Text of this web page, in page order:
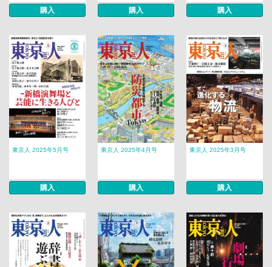
購入 購入 購入
東京人 2025年5月号
購入
東京人 2025年4月号
購入
東京人 2025年3月号
購入